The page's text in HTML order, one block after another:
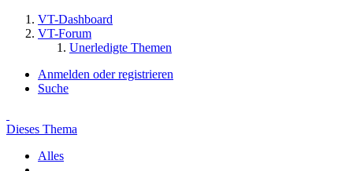
VT-Dashboard
VT-Forum
Unerledigte Themen
Anmelden oder registrieren
Suche
Dieses Thema
Alles